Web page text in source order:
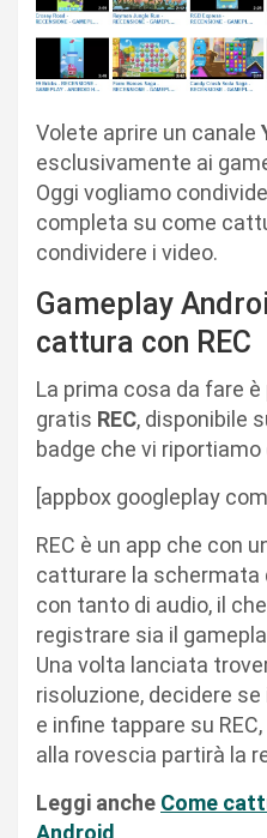
Volete aprire un canale
esclusivamente ai
Oggi vogliamo
completa su come
condividere i video.
Gameplay
cattura con REC
La prima cosa da fare
gratis REC, disponibile
badge che vi riportiamo
[appbox googleplay
REC è un app che con
catturare la
con tanto di audio, il
registrare sia il
Una volta lanciata
risoluzione, decidere se
e infine tappare su
alla rovescia partirà la
Leggi anche Come
Android